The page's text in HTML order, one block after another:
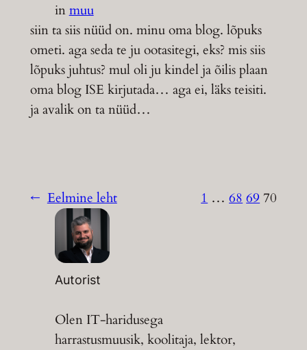
inmuu
siin ta siis nüüd on. minu oma blog. lõpuks
ometi. aga seda te ju ootasitegi, eks? mis siis
lõpuks juhtus? mul oli ju kindel ja õilis plaan
oma blog ISE kirjutada… aga ei, läks teisiti.
ja avalik on ta nüüd…
← Eelmine leht 1 … 68 69 70
Autorist
Olen IT-haridusega
harrastusmuusik, koolitaja, lektor,